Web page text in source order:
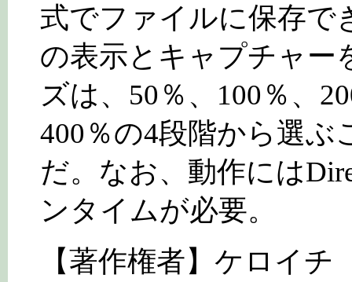
式でファイルに保存で
の表示とキャプチャー
ズは、50％、100％、
400％の4段階から選ぶ
だ。なお、動作には
ンタイムが必要。
【著作権者】ケロイ